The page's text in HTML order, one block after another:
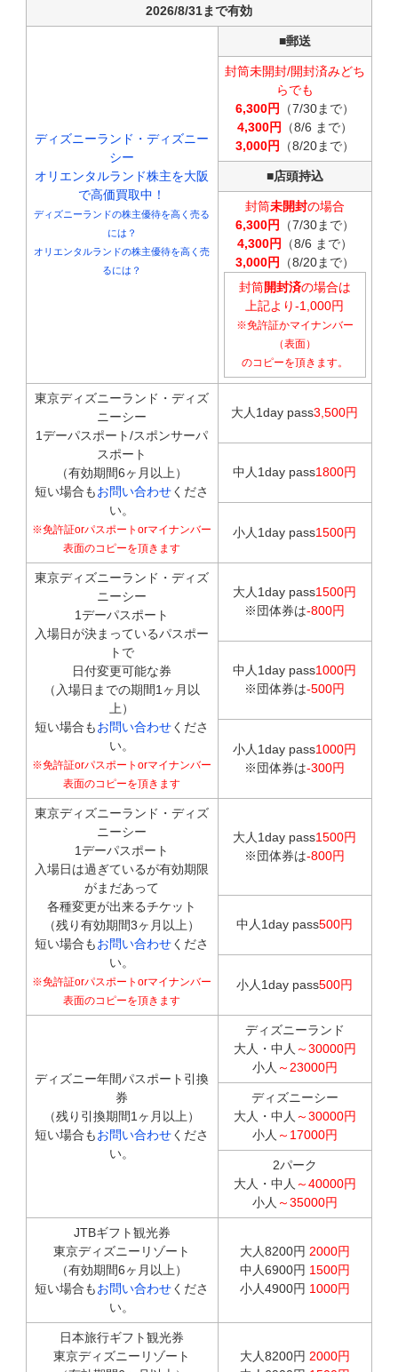
2026/8/31まで有効
ディズニーランド・ディズニー
シー
オリエンタルランド株主を大阪
で高価買取中！
ディズニーランドの株主優待を高く売る
には？
オリエンタルランドの株主優待を高く売
るには？
■郵送
封筒未開封/開封済みどち
らでも
6,300円
（7/30まで）
4,300円
（8/6 まで）
3,000円
（8/20まで）
■店頭持込
封筒未開封の場合
6,300円
（7/30まで）
4,300円
（8/6 まで）
3,000円
（8/20まで）
封筒開封済の場合は
上記より-1,000円
※免許証かマイナンバー
（表面）
のコピーを頂きます。
東京ディズニーランド・ディズ
ニーシー
1デーパスポート/スポンサーパ
スポート
（有効期間6ヶ月以上）
短い場合もお問い合わせくださ
い。
※免許証orパスポートorマイナンバー
表面のコピーを頂きます
大人1day pass3,500円
中人1day pass1800円
小人1day pass1500円
東京ディズニーランド・ディズ
ニーシー
1デーパスポート
入場日が決まっているパスポー
トで
日付変更可能な券
（入場日までの期間1ヶ月以
上）
短い場合もお問い合わせくださ
い。
※免許証orパスポートorマイナンバー
表面のコピーを頂きます
大人1day pass1500円
※団体券は-800円
中人1day pass1000円
※団体券は-500円
小人1day pass1000円
※団体券は-300円
東京ディズニーランド・ディズ
ニーシー
1デーパスポート
入場日は過ぎているが有効期限
がまだあって
各種変更が出来るチケット
（残り有効期間3ヶ月以上）
短い場合もお問い合わせくださ
い。
※免許証orパスポートorマイナンバー
表面のコピーを頂きます
大人1day pass1500円
※団体券は-800円
中人1day pass500円
小人1day pass500円
ディズニー年間パスポート引換
券
（残り引換期間1ヶ月以上）
短い場合もお問い合わせくださ
い。
ディズニーランド
大人・中人 ～30000円
小人 ～23000円
ディズニーシー
大人・中人 ～30000円
小人 ～17000円
2パーク
大人・中人 ～40000円
小人 ～35000円
JTBギフト観光券
東京ディズニーリゾート
（有効期間6ヶ月以上）
短い場合もお問い合わせくださ
い。
大人8200円 2000円
中人6900円 1500円
小人4900円 1000円
日本旅行ギフト観光券
東京ディズニーリゾート
大人8200円 2000円